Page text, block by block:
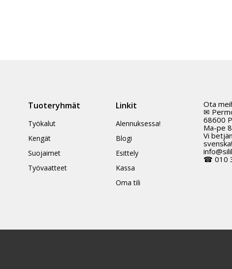
Tuoteryhmät
Työkalut
Kengät
Suojaimet
Työvaatteet
Linkit
Alennuksessa!
Blogi
Esittely
Kassa
Oma tili
Ota
✉
68600
Ma-pe
Vi
svenska!
☎ 010